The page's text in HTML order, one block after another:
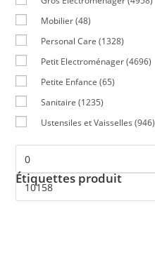
Mobilier (48)
Personal Care (1328)
Petit Electroménager (4696)
Petite Enfance (65)
Sanitaire (1235)
Ustensiles et Vaisselles (946)
Étiquettes produit